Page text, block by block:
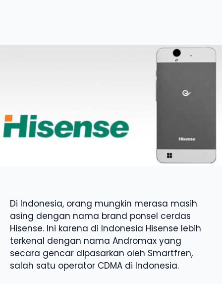
Di Indonesia, orang mungkin merasa masih
asing dengan nama brand ponsel cerdas
Hisense. Ini karena di Indonesia Hisense lebih
terkenal dengan nama Andromax yang
secara gencar dipasarkan oleh Smartfren,
salah satu operator CDMA di Indonesia.